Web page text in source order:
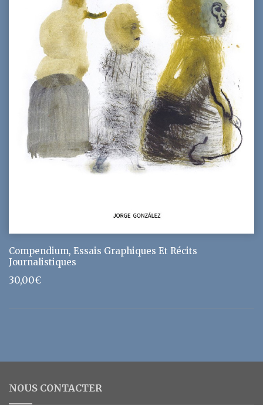
Compendium, Essais Graphiques Et Récits
Journalistiques
30,00€
NOUS CONTACTER